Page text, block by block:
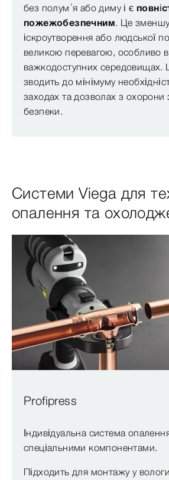
без полум’я або диму і є
пожежобезпечним. Це
іскроутворення або людської
великою перевагою, особливо
важкодоступних середовищах.
зводить до мінімуму
заходах та дозволах з охорони
безпеки.
Системи Viega для
опалення та
Profipress
Індивідуальна система
спеціальними компонентами.
Підходить для монтажу у